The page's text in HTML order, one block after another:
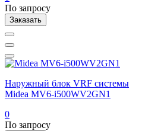
По запросу
Заказать
Наружный блок VRF системы
Midea MV6-i500WV2GN1
0
По запросу